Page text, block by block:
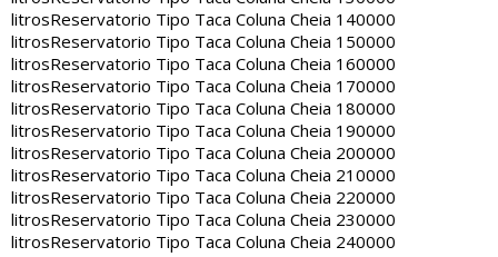
litrosReservatorio Tipo Taca Coluna Cheia 140000
litrosReservatorio Tipo Taca Coluna Cheia 150000
litrosReservatorio Tipo Taca Coluna Cheia 160000
litrosReservatorio Tipo Taca Coluna Cheia 170000
litrosReservatorio Tipo Taca Coluna Cheia 180000
litrosReservatorio Tipo Taca Coluna Cheia 190000
litrosReservatorio Tipo Taca Coluna Cheia 200000
litrosReservatorio Tipo Taca Coluna Cheia 210000
litrosReservatorio Tipo Taca Coluna Cheia 220000
litrosReservatorio Tipo Taca Coluna Cheia 230000
litrosReservatorio Tipo Taca Coluna Cheia 240000